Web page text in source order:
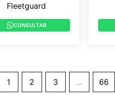
Fleetguard
CONSULTAR
1 2 3 … 66